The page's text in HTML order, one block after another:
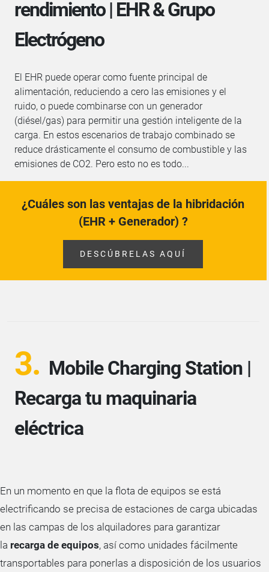
rendimiento | EHR & Grupo
Electrógeno
El EHR puede operar como fuente principal de
alimentación, reduciendo a cero las emisiones y el
ruido, o puede combinarse con un generador
(diésel/gas) para permitir una gestión inteligente de la
carga. En estos escenarios de trabajo combinado se
reduce drásticamente el consumo de combustible y las
emisiones de CO2. Pero esto no es todo...
¿Cuáles son las ventajas de la hibridación
(EHR + Generador) ?
DESCÚBRELAS AQUÍ
3. Mobile Charging Station |
Recarga tu maquinaria
eléctrica
En un momento en que la flota de equipos se está
electrificando se precisa de estaciones de carga ubicadas
en las campas de los alquiladores para garantizar
la recarga de equipos, así como unidades fácilmente
transportables para ponerlas a disposición de los usuarios